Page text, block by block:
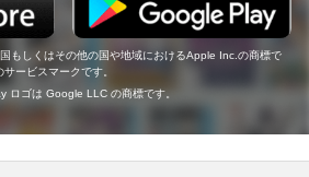
もしくはその他の国や地域におけるApple Inc.の商標で
ービスマークです。
ゴは Google LLC の商標です。